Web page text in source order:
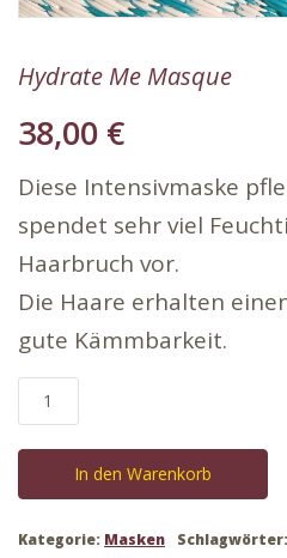
Hydrate Me Masque
38,00 €
Diese Intensivmaske
spendet sehr viel
Haarbruch vor.
Die Haare erhalten
gute Kämmbarkeit.
Hydrate
masqueIn den Warenkorb
Kategorie: Masken Schlagwörter: